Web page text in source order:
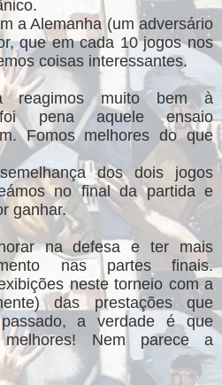
a Alemanha (um adversário
que em cada 10 jogos nos
coisas interessantes.
reagimos muito bem à
foi pena aquele ensaio
Fomos melhores do que
dos dois jogos
no final da partida e
ganhar.
na defesa e ter mais
nas partes finais.
neste torneio com a
das prestações que
a verdade é que
Nem parece a